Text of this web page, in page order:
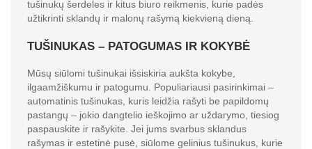
tušinukų šerdeles ir kitus biuro reikmenis, kurie padės
užtikrinti sklandų ir malonų rašymą kiekvieną dieną.
TUŠINUKAS – PATOGUMAS IR KOKYBĖ
Mūsų siūlomi tušinukai išsiskiria aukšta kokybe,
ilgaamžiškumu ir patogumu. Populiariausi pasirinkimai –
automatinis tušinukas, kuris leidžia rašyti be papildomų
pastangų – jokio dangtelio ieškojimo ar uždarymo, tiesiog
paspauskite ir rašykite. Jei jums svarbus sklandus
rašymas ir estetinė pusė, siūlome gelinius tušinukus, kurie